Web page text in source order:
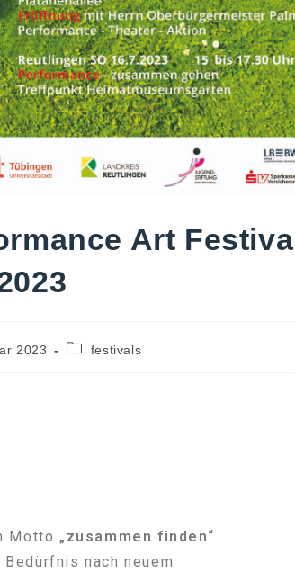
Art Festival
2023 festivals
Motto „zusammen finden“
nach neuem